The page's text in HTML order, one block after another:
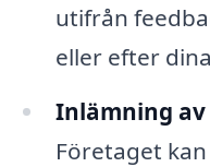
utifrån
eller efter
Inlämning
Företaget